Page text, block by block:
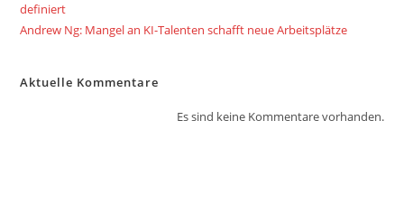
definiert
Andrew Ng: Mangel an KI-Talenten schafft neue Arbeitsplätze
Aktuelle Kommentare
Es sind keine Kommentare vorhanden.